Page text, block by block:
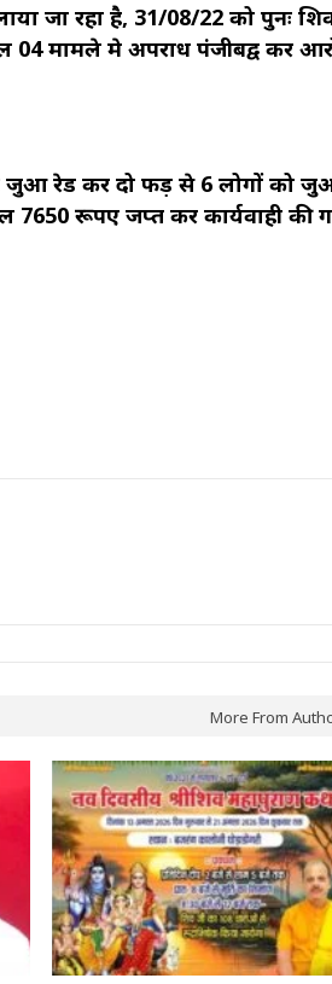
जा रहा है, 31/08/22 को पुनः
मामले मे अपराध पंजीबद्व कर
जुआ रेड कर दो फड़ से 6 लोगों को
रूपए जप्त कर कार्यवाही की
More From